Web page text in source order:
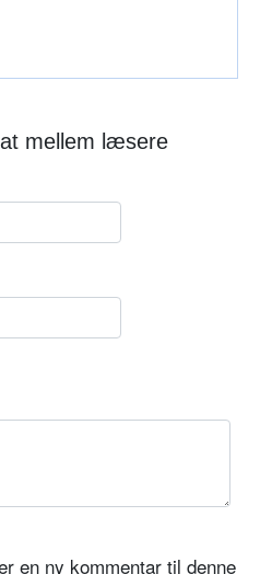
mellem læsere
en ny kommentar til denne